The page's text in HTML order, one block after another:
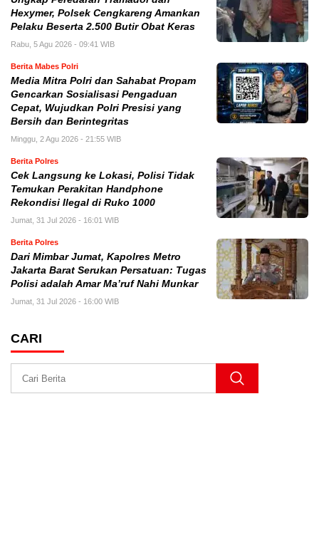
Hexymer, Polsek Cengkareng Amankan
Pelaku Beserta 2.500 Butir Obat Keras
Rabu, 5 Agu 2026 - 09:41 WIB
Berita Mabes Polri
Media Mitra Polri dan Sahabat Propam
Gencarkan Sosialisasi Pengaduan
Cepat, Wujudkan Polri Presisi yang
Bersih dan Berintegritas
Minggu, 2 Agu 2026 - 21:55 WIB
Berita Polres
Cek Langsung ke Lokasi, Polisi Tidak
Temukan Perakitan Handphone
Rekondisi Ilegal di Ruko 1000
Jumat, 31 Jul 2026 - 16:01 WIB
Berita Polres
Dari Mimbar Jumat, Kapolres Metro
Jakarta Barat Serukan Persatuan: Tugas
Polisi adalah Amar Ma’ruf Nahi Munkar
Jumat, 31 Jul 2026 - 16:00 WIB
CARI